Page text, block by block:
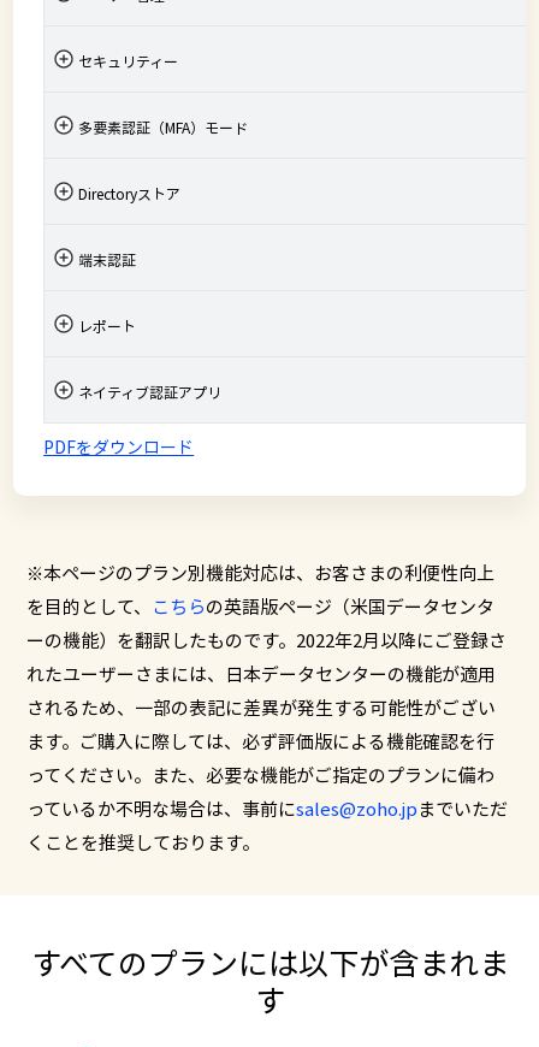
セキュリティー
多要素認証（MFA）モード
Directoryストア
端末認証
レポート
ネイティブ認証アプリ
PDFをダウンロード
※本ページのプラン別機能対応は、お客さまの利便性向上
を目的として、 こちらの英語版ページ（米国データセンタ
ーの機能）を翻訳したものです。2022年2月以降にご登録さ
れたユーザーさまには、日本データセンターの機能が適用
されるため、一部の表記に差異が発生する可能性がござい
ます。ご購入に際しては、必ず評価版による機能確認を行
ってください。また、必要な機能がご指定のプランに備わ
っているか不明な場合は、事前にsales@zoho.jpまでいただ
くことを推奨しております。
すべてのプランには以下が含まれま
す